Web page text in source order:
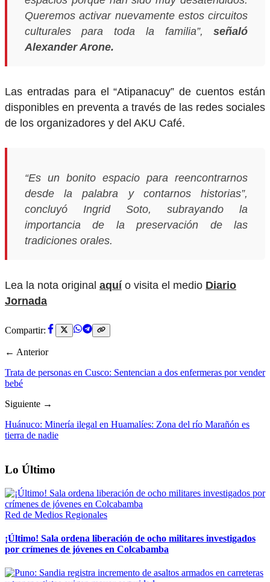
Queremos activar nuevamente estos circuitos
culturales para toda la familia”, señaló
Alexander Arone.
Las entradas para el “Atipanacuy” de cuentos están
disponibles en preventa a través de las redes sociales
de los organizadores y del AKU Café.
“Es un bonito espacio para reencontrarnos
desde la palabra y contarnos historias”,
concluyó Ingrid Soto, subrayando la
importancia de la preservación de las
tradiciones orales.
Lea la nota original aquí o visita el medio Diario
Jornada
Compartir:
← Anterior
Trata de personas en Cusco: Sentencian a dos enfermeras por vender
bebé
Siguiente →
Huánuco: Minería ilegal en Huamalíes: Zona del río Marañón es
tierra de nadie
Lo Último
Red de Medios Regionales
¡Último! Sala ordena liberación de ocho militares investigados
por crímenes de jóvenes en Colcabamba